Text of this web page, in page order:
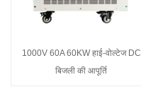
1000V 60A 60KW हाई-वोल्टेज DC
बिजली की आपूर्ति